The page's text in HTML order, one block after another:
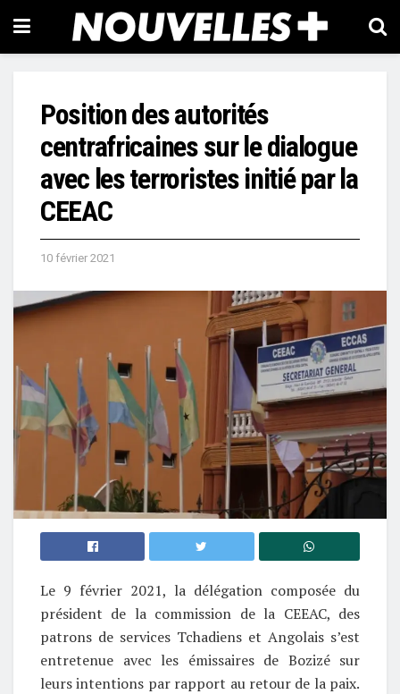
Position des autorités
centrafricaines sur le dialogue
avec les terroristes initié par la
CEEAC
10 février 2021
Le 9 février 2021, la délégation composée du
président de la commission de la CEEAC, des
patrons de services Tchadiens et Angolais s’est
entretenue avec les émissaires de Bozizé sur
leurs intentions par rapport au retour de la paix.